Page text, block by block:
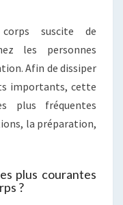
suscite de
les personnes
Afin de dissiper
importants, cette
plus fréquentes
la préparation,
plus courantes
?